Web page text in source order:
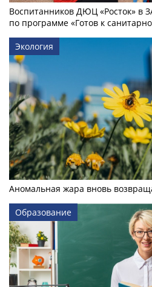
Воспитанников ДЮЦ «Росток» в
по программе «Готов к
Экология
Аномальная жара вновь
Образование